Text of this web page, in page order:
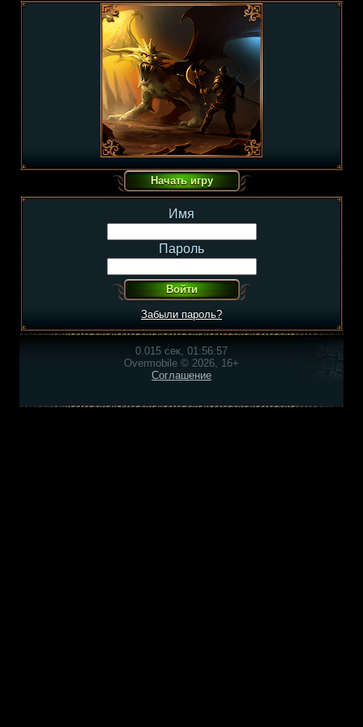
Имя
Пароль
Забыли пароль?
0.015 сек, 01:56:57
Overmobile © 2026, 16+
Соглашение